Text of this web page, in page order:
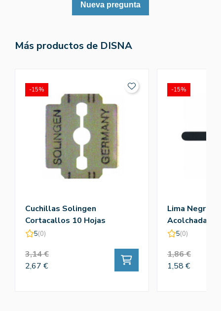
Nueva pregunta
Más productos de DISNA
Cuchillas Solingen
Cortacallos 10 Hojas
5(0)
3,14 €
2,67 €
-15%
Lima Negra
Acolchada
5(0)
1,86 €
1,58 €
-15%